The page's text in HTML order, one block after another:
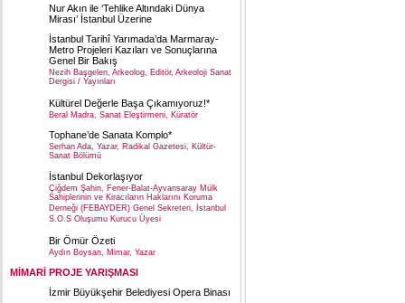
Nur Akın ile ‘Tehlike Altındaki Dünya
Mirası’ İstanbul Üzerine
İstanbul Tarihî Yarımada’da Marmaray-
Metro Projeleri Kazıları ve Sonuçlarına
Genel Bir Bakış
Nezih Başgelen, Arkeolog, Editör, Arkeoloji Sanat
Dergisi / Yayınları
Kültürel Değerle Başa Çıkamıyoruz!*
Beral Madra, Sanat Eleştirmeni, Küratör
Tophane’de Sanata Komplo*
Serhan Ada, Yazar, Radikal Gazetesi, Kültür-
Sanat Bölümü
İstanbul Dekorlaşıyor
Çiğdem Şahin, Fener-Balat-Ayvansaray Mülk
Sahiplerinin ve Kiracıların Haklarını Koruma
Derneği (FEBAYDER) Genel Sekreteri, İstanbul
S.O.S Oluşumu Kurucu Üyesi
Bir Ömür Özeti
Aydın Boysan, Mimar, Yazar
MİMARİ PROJE YARIŞMASI
İzmir Büyükşehir Belediyesi Opera Binası